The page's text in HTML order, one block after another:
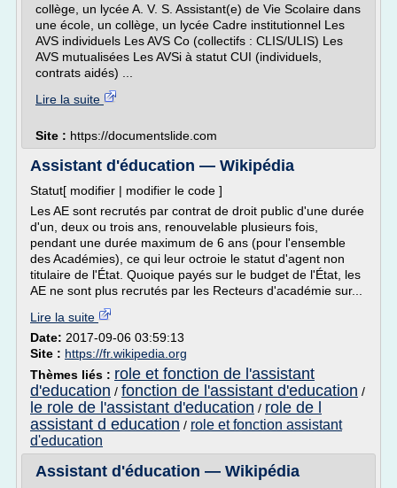
collège, un lycée A. V. S. Assistant(e) de Vie Scolaire dans
une école, un collège, un lycée Cadre institutionnel Les
AVS individuels Les AVS Co (collectifs : CLIS/ULIS) Les
AVS mutualisées Les AVSi à statut CUI (individuels,
contrats aidés) ...
Lire la suite
Site : https://documentslide.com
Assistant d'éducation — Wikipédia
Statut[ modifier | modifier le code ]
Les AE sont recrutés par contrat de droit public d'une durée
d'un, deux ou trois ans, renouvelable plusieurs fois,
pendant une durée maximum de 6 ans (pour l'ensemble
des Académies), ce qui leur octroie le statut d'agent non
titulaire de l'État. Quoique payés sur le budget de l'État, les
AE ne sont plus recrutés par les Recteurs d'académie sur...
Lire la suite
Date: 2017-09-06 03:59:13
Site : https://fr.wikipedia.org
Thèmes liés : role et fonction de l'assistant
d'education / fonction de l'assistant d'education /
le role de l'assistant d'education / role de l
assistant d education / role et fonction assistant
d'education
Assistant d'éducation — Wikipédia